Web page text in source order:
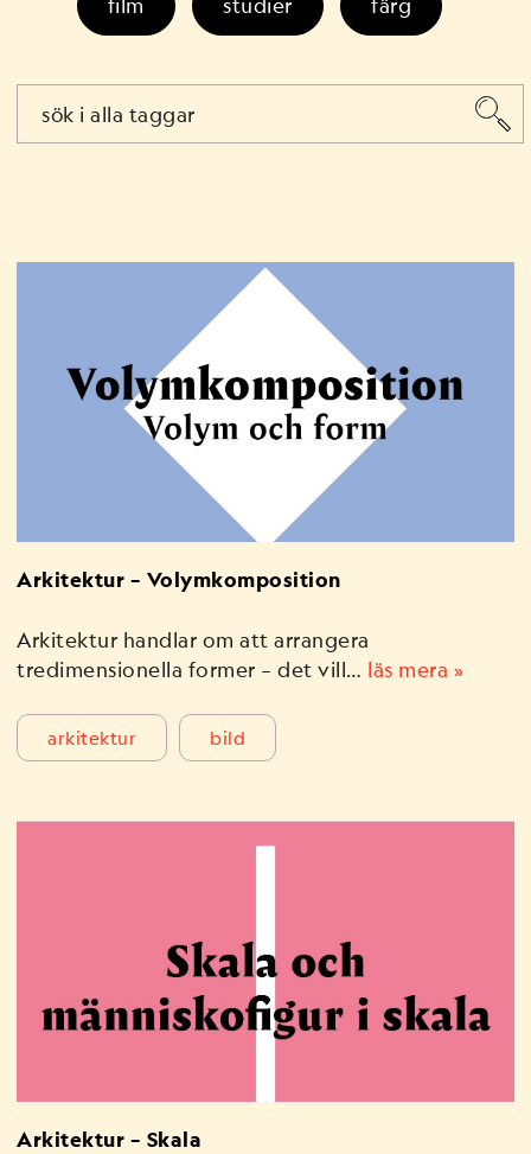
film studier färg
grafisk formgivning
låtskrivning
visuell kommunikation tutorial
färglära inredningsarkitektur
stadsplanering
Arkitektur – Volymkomposition
Arkitektur handlar om att arrangera
tredimensionella former – det vill… läs mera »
arkitektur bild
Arkitektur – Skala